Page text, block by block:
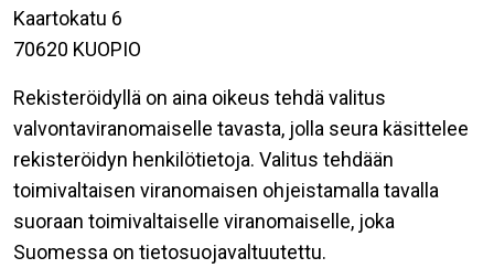
Kaartokatu 6
70620 KUOPIO
Rekisteröidyllä on aina oikeus tehdä valitus
valvontaviranomaiselle tavasta, jolla seura käsittelee
rekisteröidyn henkilötietoja. Valitus tehdään
toimivaltaisen viranomaisen ohjeistamalla tavalla
suoraan toimivaltaiselle viranomaiselle, joka
Suomessa on tietosuojavaltuutettu.